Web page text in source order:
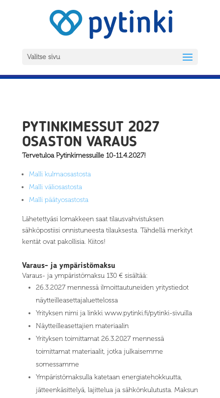
Valitse sivu
PYTINKIMESSUT 2027
OSASTON VARAUS
Tervetuloa Pytinkimessuille 10-11.4.2027!
Malli kulmaosastosta
Malli väliosastosta
Malli päätyosastosta
Lähetettyäsi lomakkeen saat tilausvahvistuksen
sähköpostiisi onnistuneesta tilauksesta. Tähdellä merkityt
kentät ovat pakollisia. Kiitos!
Varaus- ja ympäristömaksu
Varaus- ja ympäristömaksu 130 € sisältää:
26.3.2027 mennessä ilmoittautuneiden yritystiedot
näytteilleasettajaluettelossa
Yrityksen nimi ja linkki www.pytinki.fi/pytinki-sivuilla
Näytteilleasettajien materiaalin
Yrityksen toimittamat 26.3.2027 mennessä
toimittamat materiaalit, jotka julkaisemme
somessamme
Ympäristömaksulla katetaan energiatehokkuutta,
jätteenkäsittelyä, lajittelua ja sähkönkulutusta. Maksun